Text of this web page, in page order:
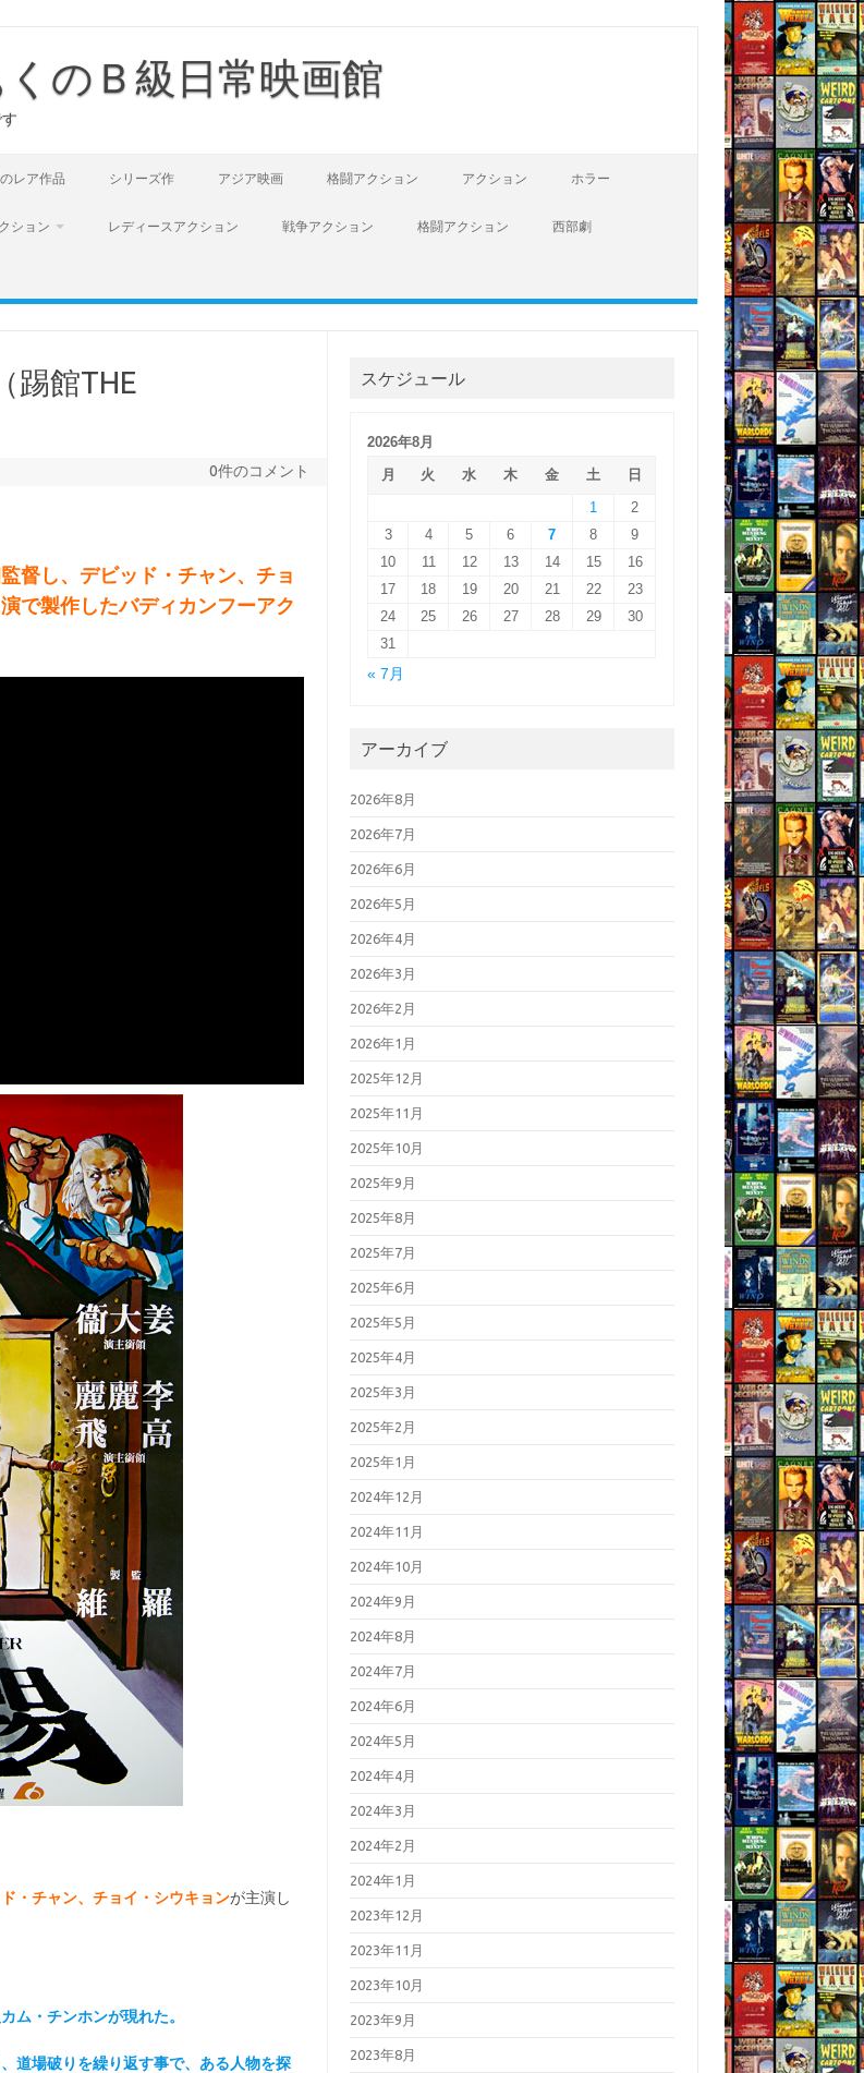
のＢ級日常映画館
レア作品 シリーズ作 アジア映画 格闘アクション アクション ホラー
ション レディースアクション 戦争アクション 格闘アクション 西部劇
踢館THE
0件のコメント
督し、デビッド・チャン、チョ
で製作したバディカンフーアク
・チャン、チョイ・シウキョンが主演し
ム・チンホンが現れた。
道場破りを繰り返す事で、ある人物を探
スケジュール
2026年8月
月
火 水 木 金 土
日
1
2
3
4 5 6 7 8
9
10
11 12 13 14 15
16
17
18 19 20 21 22
23
24
25 26 27 28 29
30
31
« 7月
アーカイブ
2026年8月
2026年7月
2026年6月
2026年5月
2026年4月
2026年3月
2026年2月
2026年1月
2025年12月
2025年11月
2025年10月
2025年9月
2025年8月
2025年7月
2025年6月
2025年5月
2025年4月
2025年3月
2025年2月
2025年1月
2024年12月
2024年11月
2024年10月
2024年9月
2024年8月
2024年7月
2024年6月
2024年5月
2024年4月
2024年3月
2024年2月
2024年1月
2023年12月
2023年11月
2023年10月
2023年9月
2023年8月